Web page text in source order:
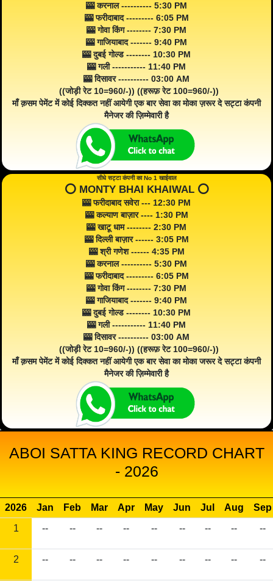
🎰 करनाल ---------- 5:30 PM
🎰 फरीदाबाद --------- 6:05 PM
🎰 गोवा किंग -------- 7:30 PM
🎰 गाजियाबाद ------- 9:40 PM
🎰 दुबई गोल्ड -------- 10:30 PM
🎰 गली ----------- 11:40 PM
🎰 दिसावर ---------- 03:00 AM
((जोड़ी रेट 10=960/-)) ((हरूफ़ रेट 100=960/-))
माँ क़सम पेमेंट में कोई दिक्कत नहीं आयेगी एक बार सेवा का मोका ज़रूर दे सट्टा कंपनी
मैनेजर की ज़िम्मेवारी है
सीधे सट्टा कंपनी का No 1 खाईवाल
⭕️ MONTY BHAI KHAIWAL ⭕️
🎰 फरीदाबाद सवेरा --- 12:30 PM
🎰 कल्याण बाज़ार ---- 1:30 PM
🎰 खाटू धाम -------- 2:30 PM
🎰 दिल्ली बाज़ार ------ 3:05 PM
🎰 श्री गणेश ------ 4:35 PM
🎰 करनाल ---------- 5:30 PM
🎰 फरीदाबाद --------- 6:05 PM
🎰 गोवा किंग -------- 7:30 PM
🎰 गाजियाबाद ------- 9:40 PM
🎰 दुबई गोल्ड -------- 10:30 PM
🎰 गली ----------- 11:40 PM
🎰 दिसावर ---------- 03:00 AM
((जोड़ी रेट 10=960/-)) ((हरूफ़ रेट 100=960/-))
माँ क़सम पेमेंट में कोई दिक्कत नहीं आयेगी एक बार सेवा का मोका जरूर दे सट्टा कंपनी
मैनेजर की ज़िम्मेवारी है
ABOI SATTA KING RECORD CHART
- 2026
2026 Jan Feb Mar Apr May Jun Jul Aug
Sep
1
-- -- -- -- -- -- -- -- --
2 -- -- -- -- -- -- -- -- --